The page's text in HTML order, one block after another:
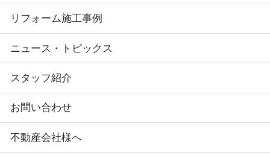
リフォーム施工事例
ニュース・トピックス
スタッフ紹介
お問い合わせ
不動産会社様へ